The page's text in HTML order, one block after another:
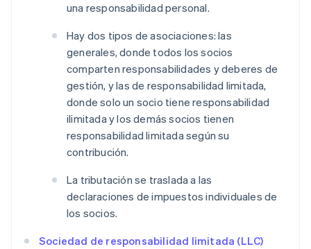
una responsabilidad personal.
Hay dos tipos de asociaciones: las
generales, donde todos los socios
comparten responsabilidades y deberes de
gestión, y las de responsabilidad limitada,
donde solo un socio tiene responsabilidad
ilimitada y los demás socios tienen
responsabilidad limitada según su
contribución.
La tributación se traslada a las
declaraciones de impuestos individuales de
los socios.
Sociedad de responsabilidad limitada (LLC)